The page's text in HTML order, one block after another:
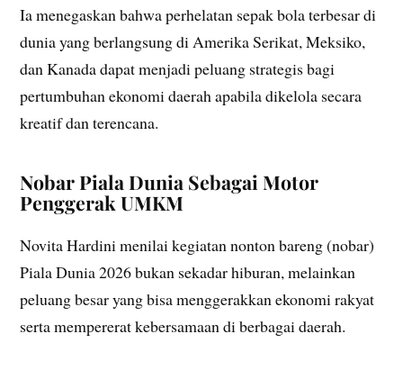
Ia menegaskan bahwa perhelatan sepak bola terbesar di
dunia yang berlangsung di Amerika Serikat, Meksiko,
dan Kanada dapat menjadi peluang strategis bagi
pertumbuhan ekonomi daerah apabila dikelola secara
kreatif dan terencana.
Nobar Piala Dunia Sebagai Motor
Penggerak UMKM
Novita Hardini menilai kegiatan nonton bareng (nobar)
Piala Dunia 2026 bukan sekadar hiburan, melainkan
peluang besar yang bisa menggerakkan ekonomi rakyat
serta mempererat kebersamaan di berbagai daerah.